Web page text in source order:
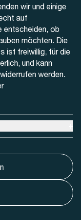
wir und einige
auf
entscheiden, ob
möchten. Die
ist freiwillig, für die
und kann
werden.